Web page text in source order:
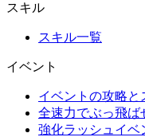
スキル
スキル一覧
イベント
イベントの攻略と
全速力でぶっ飛ば
強化ラッシュイベ